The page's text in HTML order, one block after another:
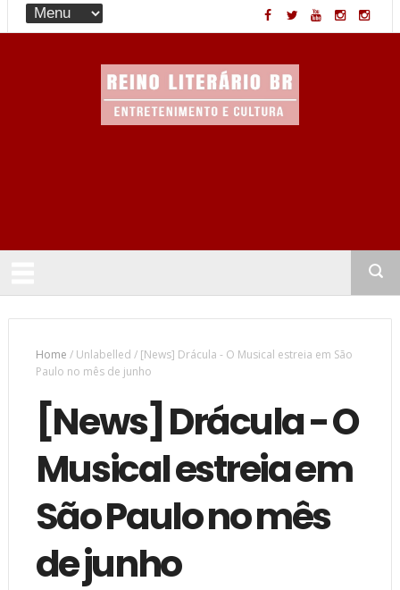
Home /Unlabelled / [News] Drácula - O Musical estreia em São
Paulo no mês de junho
[News] Drácula - O
Musical estreia em
São Paulo no mês
de junho